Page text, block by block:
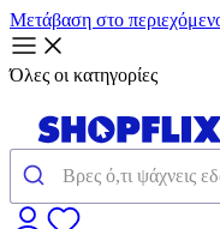
Μετάβαση στο
Όλες οι κατηγορίες